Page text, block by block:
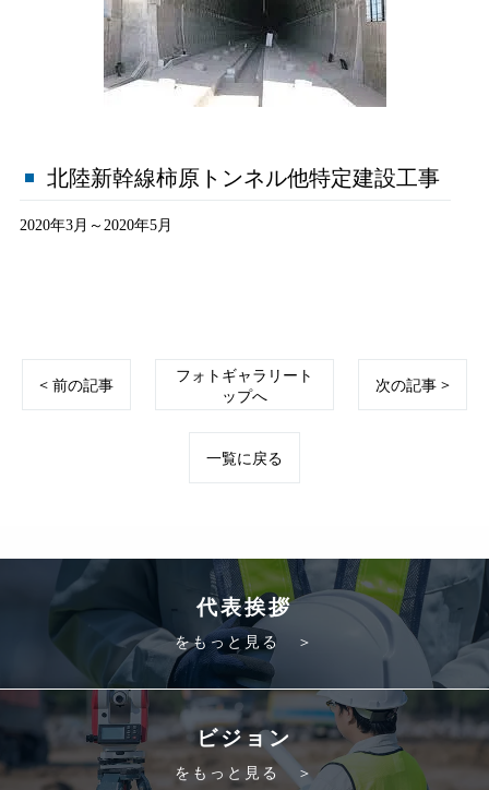
北陸新幹線柿原トンネル他特定建設工事
2020年3月～2020年5月
< 前の記事
フォトギャラリート
ップへ
次の記事 >
一覧に戻る
代表挨拶
をもっと見る ＞
ビジョン
をもっと見る ＞